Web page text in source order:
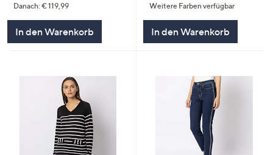
Danach: € 119,99
In den Warenkorb
Weitere Farben verfügbar
In den Warenkorb